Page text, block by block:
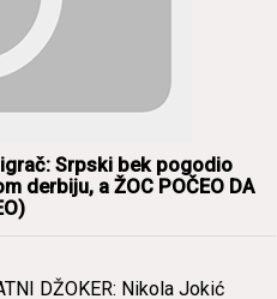
Srpski bek pogodio
derbiju, а ŽOC POČEO DA
DŽOKER: Nikolа Jokić